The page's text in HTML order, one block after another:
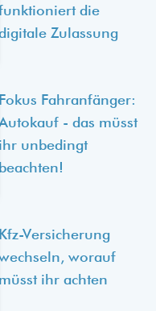
die
Zulassung
Fokus Fahranfänger:
- das müsst
ihr unbedingt
beachten!
Kfz-Versicherung
worauf
müsst ihr achten